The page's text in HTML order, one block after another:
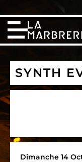
SYNTH
Dimanche 14